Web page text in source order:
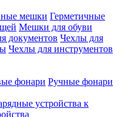
мешки Герметичные
Мешки для обуви
документов Чехлы для
Чехлы для инструментов
фонари Ручные фонари
устройства к